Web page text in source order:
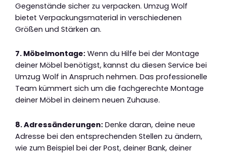
Gegenstände sicher zu verpacken. Umzug Wolf
bietet Verpackungsmaterial in verschiedenen
Größen und Stärken an.
7. Möbelmontage: Wenn du Hilfe bei der Montage
deiner Möbel benötigst, kannst du diesen Service bei
Umzug Wolf in Anspruch nehmen. Das professionelle
Team kümmert sich um die fachgerechte Montage
deiner Möbel in deinem neuen Zuhause.
8. Adressänderungen: Denke daran, deine neue
Adresse bei den entsprechenden Stellen zu ändern,
wie zum Beispiel bei der Post, deiner Bank, deiner